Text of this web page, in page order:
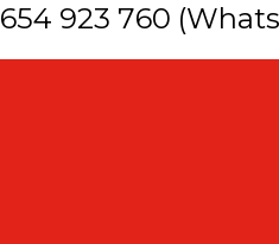
654 923 760